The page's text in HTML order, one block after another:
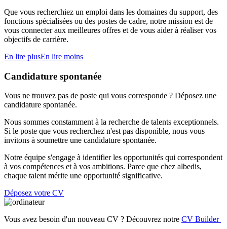
Que vous recherchiez un emploi dans les domaines du support, des
fonctions spécialisées ou des postes de cadre, notre mission est de
vous connecter aux meilleures offres et de vous aider à réaliser vos
objectifs de carrière.
En lire plusEn lire moins
Candidature spontanée
Vous ne trouvez pas de poste qui vous corresponde ? Déposez une
candidature spontanée.
Nous sommes constamment à la recherche de talents exceptionnels.
Si le poste que vous recherchez n'est pas disponible, nous vous
invitons à soumettre une candidature spontanée.
Notre équipe s'engage à identifier les opportunités qui correspondent
à vos compétences et à vos ambitions. Parce que chez albedis,
chaque talent mérite une opportunité significative.
Déposez votre CV
Vous avez besoin d'un nouveau CV ? Découvrez notre CV Builder